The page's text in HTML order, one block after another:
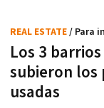
Los 3
subieron los
usadas
REAL ESTATE/ Para